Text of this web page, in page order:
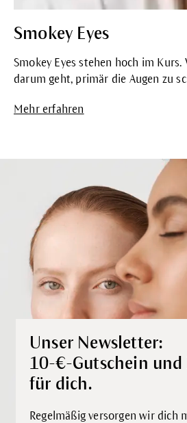
Smokey Eyes
Smokey Eyes stehen hoch im Kurs.
darum geht, primär die Augen zu
Mehr erfahren
Unser Newsletter:
10-€-Gutschein
für dich.
Regelmäßig versorgen wir dich